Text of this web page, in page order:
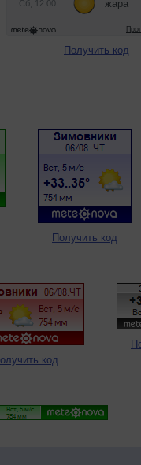
Получить код
Получить код
код